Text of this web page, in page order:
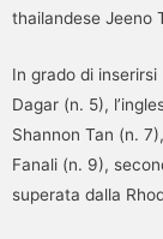
thailandese Jeeno
In grado di inserirsi
Dagar (n. 5),
Shannon Tan (n.
Fanali (n. 9),
superata dalla